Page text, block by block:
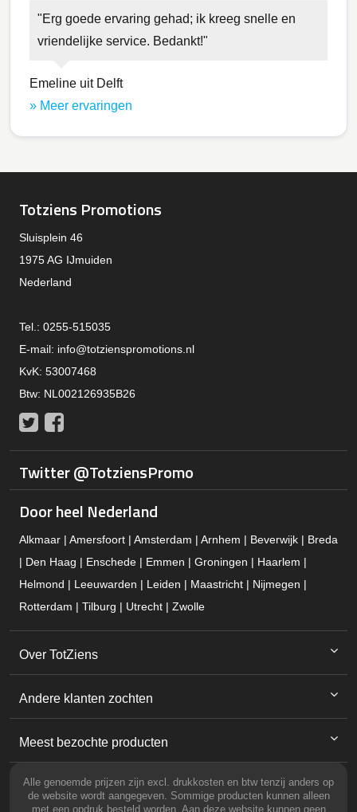
Erg goede ervaring gehad; ik kreeg snelle en
vriendelijke service. Bedankt!
Emeline uit Delft
» Meer ervaringen
Totziens Promotions
Sluisplein 46
1975 AG IJmuiden
Nederland
Tel.: 0255-515035
E-mail: info@totzienspromotions.nl
KvK: 53007468
Btw: NL002126935B26
Twitter
Twitter @TotziensPromo
Door heel Nederland
Alkmaar | Amersfoort | Amsterdam | Arnhem | Beverwijk | Breda
| Den Haag | Enschede | Emmen | Groningen | Haarlem |
Helmond | Leeuwarden | Leiden | Maastricht | Nijmegen |
Rotterdam | Tilburg | Utrecht | Zwolle
Over TotZiens
Andere klanten zochten
Meest bezochte producten
Alle genoemde prijzen zijn excl. drukkosten en btw tenzij anders op
de website wordt aangegeven. Sommige producten kunnen alleen
met een opdruk besteld worden. Aan deze website kunnen geen